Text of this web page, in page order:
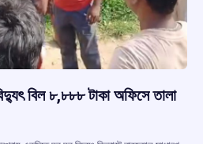
বিল ৮,৮৮৮ টাকা অফিসে তালা